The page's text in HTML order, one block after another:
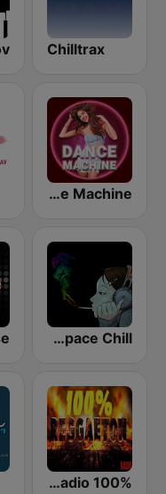
Chilltrax
Dance Machine
Deep Space Chill
100% Reggaeton Radio